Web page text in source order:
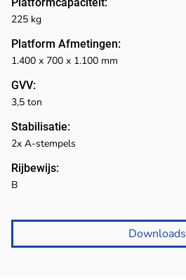
Downloads
Platform Afmetingen:
GVV:
225 kg
1.400 x 700 x 1.100 mm
3,5 ton
Stabilisatie:
Rijbewijs:
2x A-stempels
B